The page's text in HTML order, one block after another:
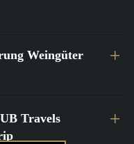
Weingüter
Travels